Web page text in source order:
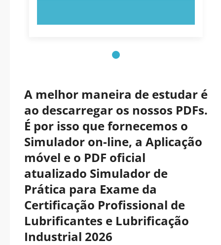
A melhor maneira de estudar é
ao descarregar os nossos PDFs.
É por isso que fornecemos o
Simulador on-line, a Aplicação
móvel e o PDF oficial
atualizado Simulador de
Prática para Exame da
Certificação Profissional de
Lubrificantes e Lubrificação
Industrial 2026